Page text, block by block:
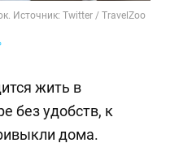
Источник: Twitter / TravelZoo
жить в
без удобств, к
дома.